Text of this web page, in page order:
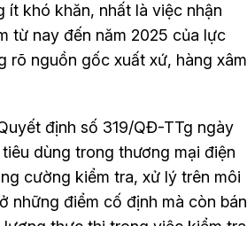
khó khăn, nhất là việc nhận
từ nay đến năm 2025 của lực
rõ nguồn gốc xuất xứ, hàng xâm
định số 319/QĐ-TTg ngày
dùng trong thương mại điện
cường kiểm tra, xử lý trên môi
những điểm cố định mà còn bán